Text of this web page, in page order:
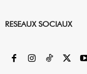
RESEAUX SOCIAUX